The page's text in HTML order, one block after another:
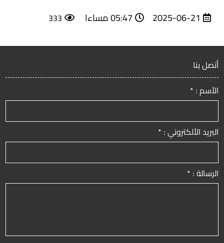
2025-06-21
05:47 مساءا 333
أتصل بنا
الأسم : *
البريد الألكتروني : *
الرسالة : *